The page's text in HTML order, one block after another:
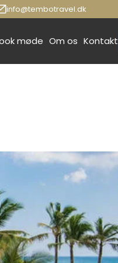
info@tembotravel.dk
møde Om os Kontakt